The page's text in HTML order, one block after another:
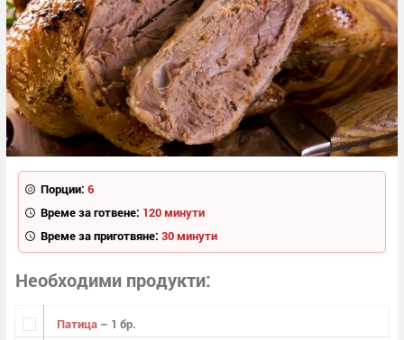
Порции: 6
Време за готвене: 120 минути
Време за приготвяне: 30 минути
Необходими продукти
Патица – 1 бр.